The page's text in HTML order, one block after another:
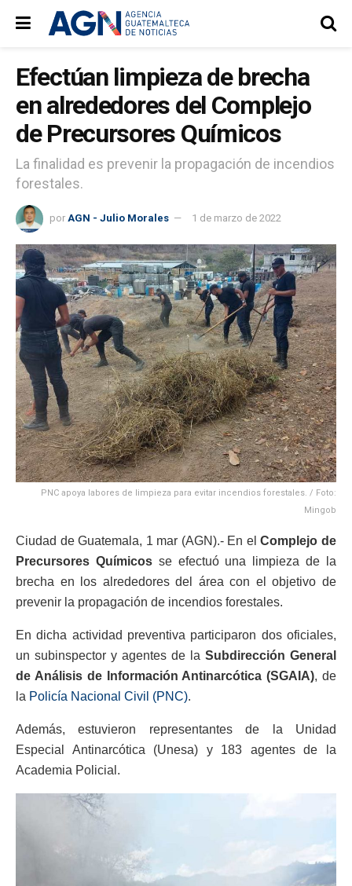
Efectúan limpieza de brecha
en alrededores del Complejo
de Precursores Químicos
La finalidad es prevenir la propagación de incendios
forestales.
por AGN - Julio Morales 1 de marzo de 2022
PNC apoya labores de limpieza para evitar incendios forestales. / Foto:
Mingob
Ciudad de Guatemala, 1 mar (AGN).- En elComplejo de
Precursores Químicosse efectuó una limpieza de la
brecha en los alrededores del área con el objetivo de
prevenir la propagación de incendios forestales.
En dicha actividad preventiva participaron dos oficiales,
un subinspector y agentes de la Subdirección General
de Análisis de Información Antinarcótica (SGAIA), de
la Policía Nacional Civil (PNC).
Además, estuvieron representantes de la Unidad
Especial Antinarcótica (Unesa) y 183 agentes de la
Academia Policial.